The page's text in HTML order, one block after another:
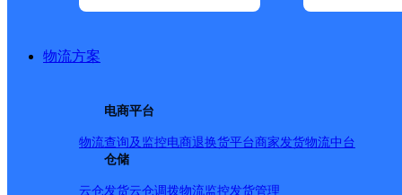
物流方案
电商平台
物流查询及监控电商退换货平台商家发货物流中台
仓储
云仓发货云仓调拨物流监控发货管理
所属快递：德邦快递
所属区域：福建省-龙岩市-武平县
网点地址：福建省龙岩市武平县下坝乡沿河东路155号
网点负责人：